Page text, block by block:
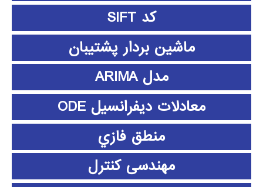
کد SIFT
ماشین بردار پشتیبان
مدل ARIMA
معادلات دیفرانسیل ODE
منطق فازي
مهندسی کنترل